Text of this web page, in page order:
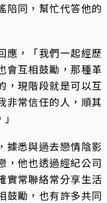
陪同，幫忙代答他的
應，「我們一起經歷
會互相鼓勵，那種革
，現階段就是可以互
非常信任的人，順其
據悉與過去戀情陰影
，他也透過經紀公司
實常聯絡常分享生活
鼓勵，也有許多共同